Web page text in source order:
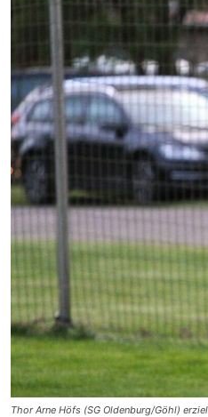
Thor Arne Höfs (SG Oldenburg/Göhl)